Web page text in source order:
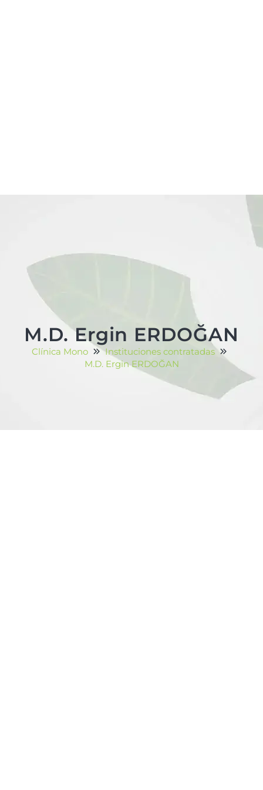
M.D. Ergin ERDOĞAN
Clínica Mono
Instituciones contratadas
M.D. Ergin ERDOĞAN